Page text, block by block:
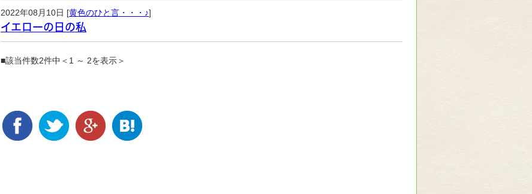
2022年08月10日 [黄色のひと言・・・♪]
イエローの日の私
■該当件数2件中＜1 ～ 2を表示＞